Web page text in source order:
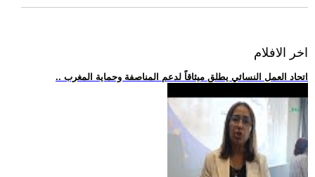
اخر الافلام
.. اتحاد العمل النسائي يطلق ميثاقاً لدعم المناصفة وحماية المغرب